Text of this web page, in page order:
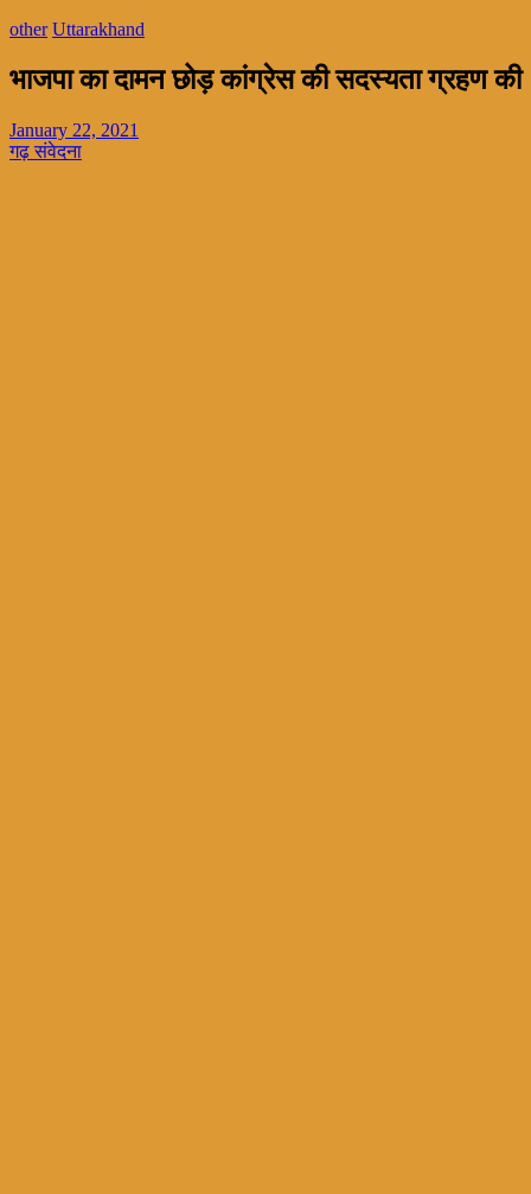
other Uttarakhand
भाजपा का दामन छोड़ कांग्रेस की सदस्यता ग्रहण की
January 22, 2021
गढ़ संवेदना